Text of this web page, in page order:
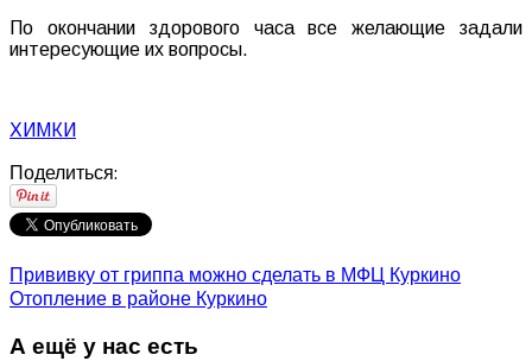
По окончании здорового часа все желающие задали
интересующие их вопросы.
ХИМКИ
Поделиться:
Прививку от гриппа можно сделать в МФЦ Куркино
Отопление в районе Куркино
А ещё у нас есть